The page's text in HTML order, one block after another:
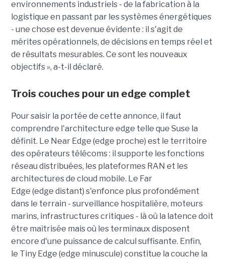
environnements industriels - de la fabrication à la
logistique en passant par les systèmes énergétiques
- une chose est devenue évidente : il s'agit de
mérites opérationnels, de décisions en temps réel et
de résultats mesurables. Ce sont les nouveaux
objectifs », a-t-il déclaré.
Trois couches pour un edge complet
Pour saisir la portée de cette annonce, il faut
comprendre l'architecture edge telle que Suse la
définit. Le Near Edge (edge proche) est le territoire
des opérateurs télécoms : il supporte les fonctions
réseau distribuées, les plateformes RAN et les
architectures de cloud mobile. Le Far
Edge (edge distant) s'enfonce plus profondément
dans le terrain - surveillance hospitalière, moteurs
marins, infrastructures critiques - là où la latence doit
être maîtrisée mais où les terminaux disposent
encore d'une puissance de calcul suffisante. Enfin,
le Tiny Edge (edge minuscule) constitue la couche la